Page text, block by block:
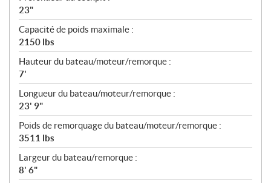
23"
Capacité de poids maximale :
2150 lbs
Hauteur du bateau/moteur/remorque :
7'
Longueur du bateau/moteur/remorque :
23' 9"
Poids de remorquage du bateau/moteur/remorque :
3511 lbs
Largeur du bateau/remorque :
8' 6"